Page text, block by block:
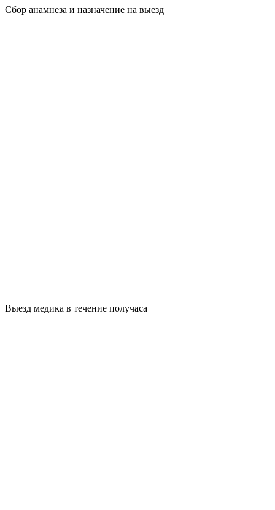
Сбор анамнеза и назначение на выезд
Выезд медика в течение получаса